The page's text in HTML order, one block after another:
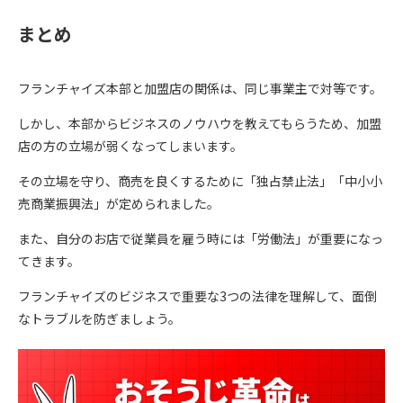
まとめ
フランチャイズ本部と加盟店の関係は、同じ事業主で対等です。
しかし、本部からビジネスのノウハウを教えてもらうため、加盟
店の方の立場が弱くなってしまいます。
その立場を守り、商売を良くするために「独占禁止法」「中小小
売商業振興法」が定められました。
また、自分のお店で従業員を雇う時には「労働法」が重要になっ
てきます。
フランチャイズのビジネスで重要な3つの法律を理解して、面倒
なトラブルを防ぎましょう。